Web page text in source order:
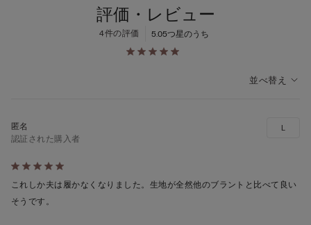
評価・レビュー
5.05つ星のうち
4件の評価
並べ替え
5
段
階
認証された購入者
これしか夫は履かなくなりました。生地が全然他のブラントと比べて良い
そうです。
L